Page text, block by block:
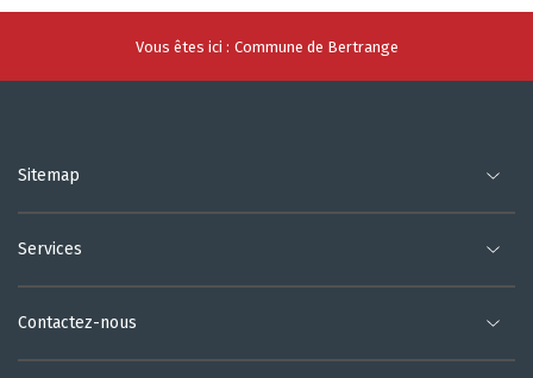
Vous êtes ici : Commune de Bertrange
Sitemap
Services
Contactez-nous